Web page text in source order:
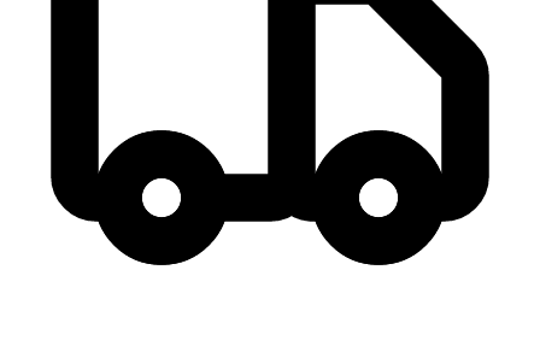
22. august 2013